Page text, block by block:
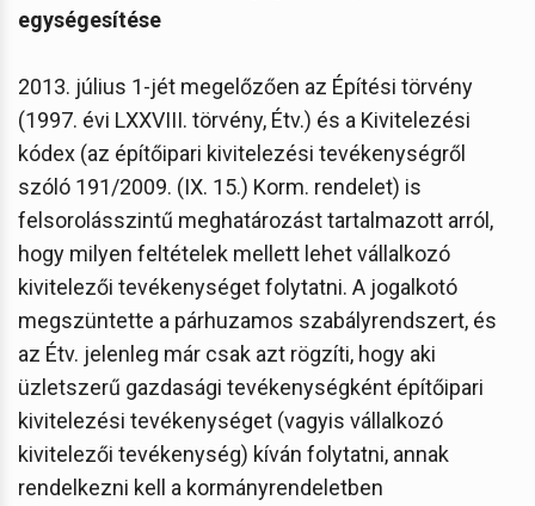
egységesítése
2013. július 1-jét megelőzően az Építési törvény
(1997. évi LXXVIII. törvény, Étv.) és a Kivitelezési
kódex (az építőipari kivitelezési tevékenységről
szóló 191/2009. (IX. 15.) Korm. rendelet) is
felsorolásszintű meghatározást tartalmazott arról,
hogy milyen feltételek mellett lehet vállalkozó
kivitelezői tevékenységet folytatni. A jogalkotó
megszüntette a párhuzamos szabályrendszert, és
az Étv. jelenleg már csak azt rögzíti, hogy aki
üzletszerű gazdasági tevékenységként építőipari
kivitelezési tevékenységet (vagyis vállalkozó
kivitelezői tevékenység) kíván folytatni, annak
rendelkezni kell a kormányrendeletben